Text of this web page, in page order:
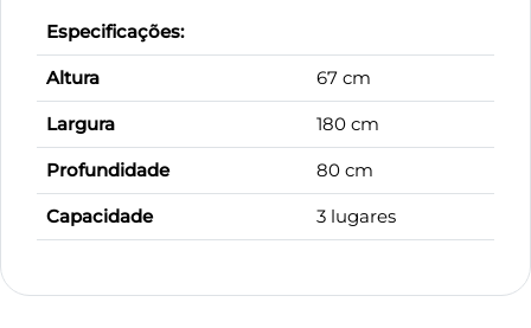
Especificações:
Altura 67 cm
Largura 180 cm
Profundidade 80 cm
Capacidade 3 lugares